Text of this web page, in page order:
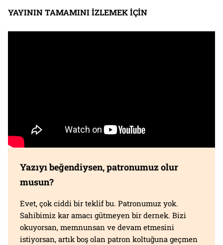
YAYININ TAMAMINI İZLEMEK İÇİN
Yazıyı beğendiysen, patronumuz olur
musun?
Evet, çok ciddi bir teklif bu. Patronumuz yok.
Sahibimiz kar amacı gütmeyen bir dernek. Bizi
okuyorsan, memnunsan ve devam etmesini
istiyorsan, artık boş olan patron koltuğuna geçmen